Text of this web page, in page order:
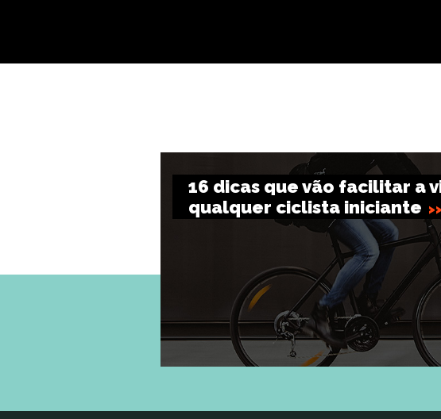
16 dicas que vão facilitar a
qualquer ciclista iniciante